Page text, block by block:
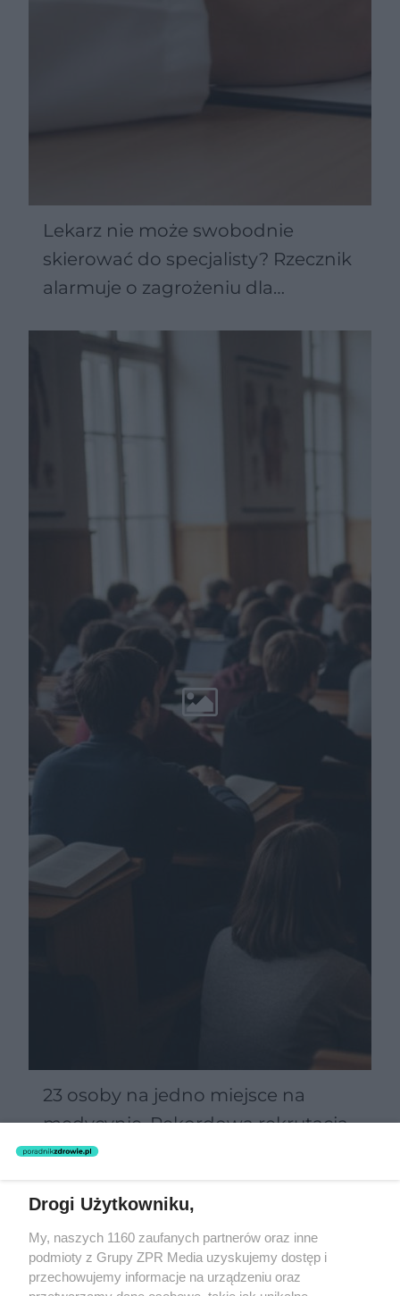
Lekarz nie może swobodnie
skierować do specjalisty? Rzecznik
alarmuje o zagrożeniu dla
23 osoby na jedno miejsce na
medycynie. Rekordowa rekrutacja
odsłania problem polskiej ochrony
Żaden utwór zamieszczony w serwisie nie może być powielany i
rozpowszechniany lub dalej rozpowszechniany w jakikolwiek sposób
(w tym także elektroniczny lub mechaniczny) na jakimkolwiek polu
eksploatacji w jakiejkolwiek formie, włącznie z umieszczaniem w
Internecie bez pisemnej zgody właściciela praw. Jakiekolwiek użycie
Drogi Użytkowniku,
My, naszych 1160 zaufanych partnerów oraz inne
podmioty z Grupy ZPR Media uzyskujemy dostęp i
przechowujemy informacje na urządzeniu oraz